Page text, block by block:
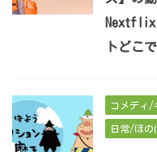
Nextflix
トどこ
コメディ/
日常/ほの